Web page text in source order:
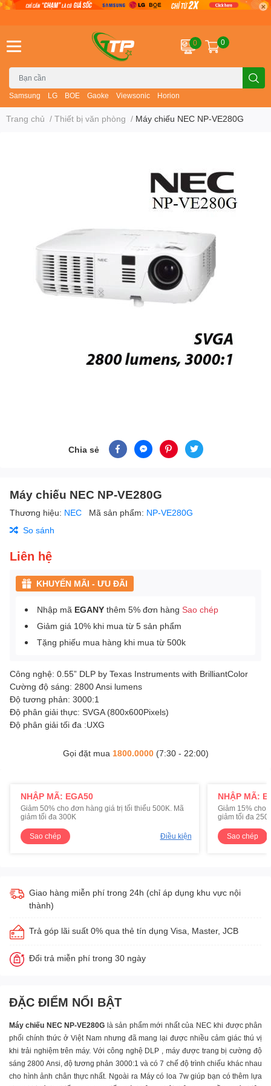
Samsung LG BOE Gaoke Viewsonic Horion
0 0
Trang chủ / Thiết bị văn phòng / Máy chiếu NEC NP-VE280G
Chia sẻ
Máy chiếu NEC NP-VE280G
Thương hiệu: NEC Mã sản phẩm: NP-VE280G
So sánh
Liên hệ
KHUYẾN MÃI - ƯU ĐÃI
Nhập mã EGANY thêm 5% đơn hàng Sao chép
Giảm giá 10% khi mua từ 5 sản phẩm
Tặng phiếu mua hàng khi mua từ 500k
Công nghệ: 0.55” DLP by Texas Instruments with BrilliantColor
Cường độ sáng: 2800 Ansi lumens
Độ tương phản: 3000:1
Độ phân giải thực: SVGA (800x600Pixels)
Độ phân giải tối đa :UXG
Gọi đặt mua 1800.0000(7:30 - 22:00)
NHẬP MÃ: EGA50
Giảm 50% cho đơn hàng giá trị tối thiểu 500K. Mã
giảm tối đa 300K
Sao chép Điều kiện
NHẬP MÃ:
Giảm 15% cho
giảm tối đa
Sao chép
Giao hàng miễn phí trong 24h (chỉ áp dụng khu vực nội
thành)
Trả góp lãi suất 0% qua thẻ tín dụng Visa, Master, JCB
Đổi trả miễn phí trong 30 ngày
ĐẶC ĐIỂM NỔI BẬT
Máy chiếu NEC NP-VE280G là sản phẩm mới nhất của NEC khi được phân
phối chính thức ở Việt Nam nhưng đã mang lại được nhiều cảm giác thú vị
khi trải nghiệm trên máy. Với công nghệ DLP , máy được trang bị cường độ
sáng 2800 Ansi, độ tương phản 3000:1 và có 7 chế độ trình chiếu khác nhau
cho hình ảnh chân thực nhất. Ngoài ra Máy có loa 7w giúp bạn có thêm lựa